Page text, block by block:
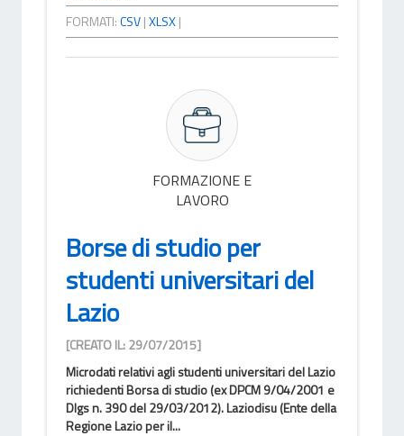
FORMATI:CSV|XLSX|
FORMAZIONE E
LAVORO
Borse di studio per
studenti universitari del
Lazio
[CREATO IL: 29/07/2015]
Microdati relativi agli studenti universitari del Lazio
richiedenti Borsa di studio (ex DPCM 9/04/2001 e
Dlgs n. 390 del 29/03/2012). Laziodisu (Ente della
Regione Lazio per il...